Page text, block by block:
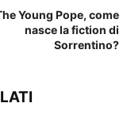
Young Pope, come
nasce la fiction di
Sorrentino?